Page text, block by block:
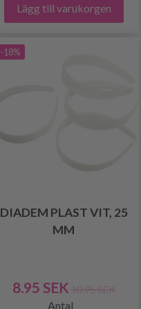
Lägg till varukorgen
-18%
DIADEM PLAST VIT, 25
MM
8.95 SEK 10.95 SEK
Antal